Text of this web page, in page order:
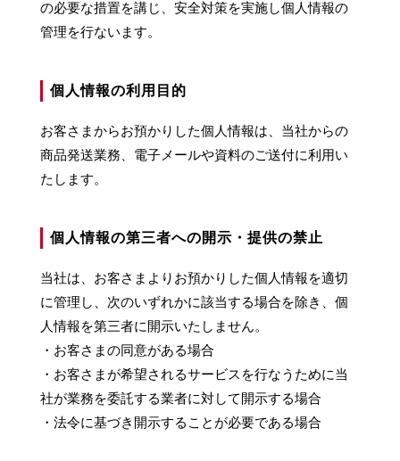
の必要な措置を講じ、安全対策を実施し個人情報の
管理を行ないます。
個人情報の利用目的
お客さまからお預かりした個人情報は、当社からの
商品発送業務、電子メールや資料のご送付に利用い
たします。
個人情報の第三者への開示・提供の禁止
当社は、お客さまよりお預かりした個人情報を適切
に管理し、次のいずれかに該当する場合を除き、個
人情報を第三者に開示いたしません。
・お客さまの同意がある場合
・お客さまが希望されるサービスを行なうために当
社が業務を委託する業者に対して開示する場合
・法令に基づき開示することが必要である場合